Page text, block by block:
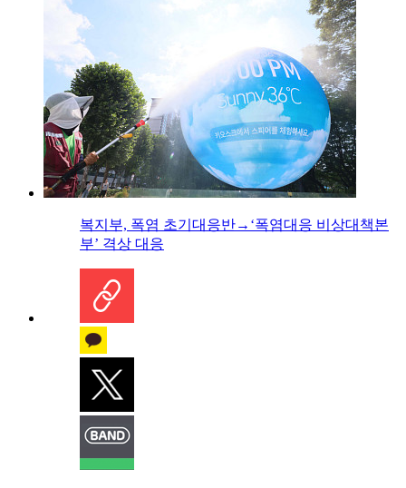
복지부, 폭염 초기대응반→‘폭염대응 비상대책본
부’ 격상 대응